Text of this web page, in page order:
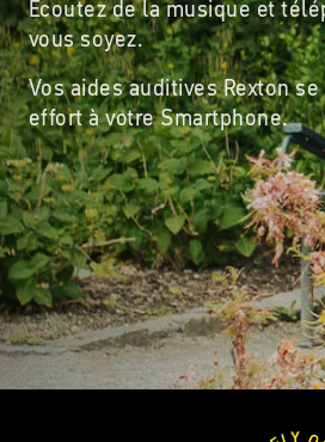
Écoutez de la musique et
vous soyez.
Vos aides auditives Rexton
effort à votre Smartphone.